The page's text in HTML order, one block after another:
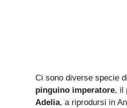
Ci sono diverse specie
pinguino imperatore, il
Adelia, a riprodursi in